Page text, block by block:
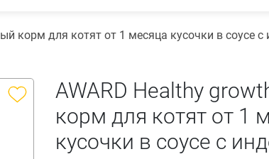
корм для котят от 1 месяца кусочки в соусе с
AWARD Healthy
корм для котят от 1
кусочки в соусе с